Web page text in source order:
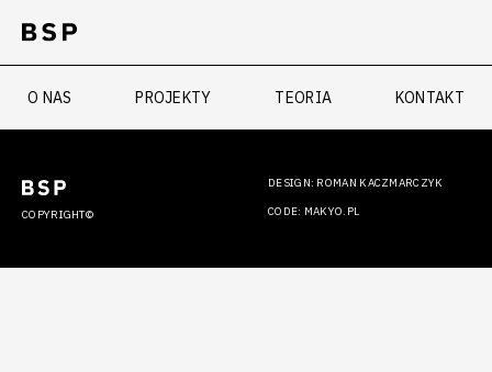
O NAS PROJEKTY TEORIA KONTAKT
COPYRIGHT©
DESIGN: ROMAN KACZMARCZYK
CODE: MAKYO.PL